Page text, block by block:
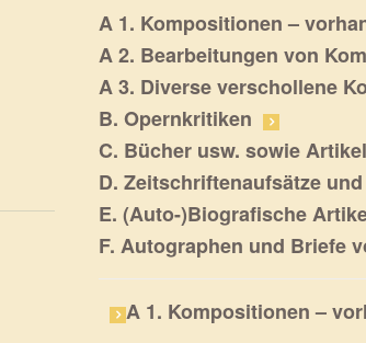
A 1. Kompositionen –
A 2. Bearbeitungen von
A 3. Diverse verschollene
B. Opernkritiken
C. Bücher usw. sowie
D. Zeitschriftenaufsätze
E. (Auto-)Biografische
F. Autographen und Briefe
A 1. Kompositionen –